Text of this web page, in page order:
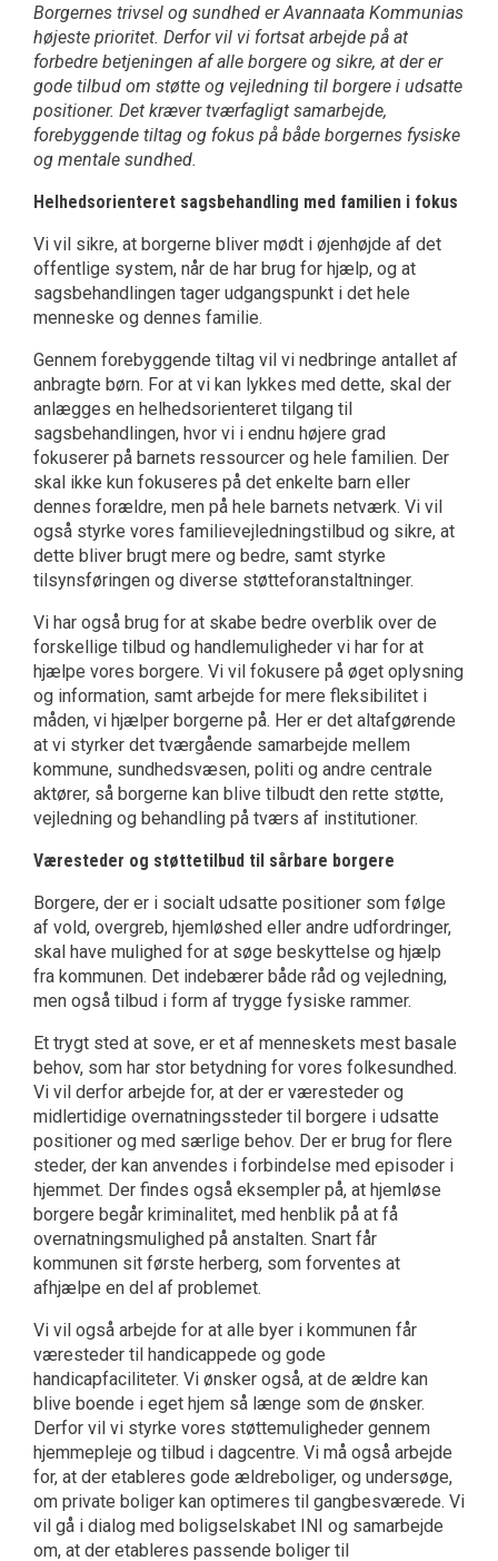
Borgernes trivsel og sundhed er Avannaata Kommunias
højeste prioritet. Derfor vil vi fortsat arbejde på at
forbedre betjeningen af alle borgere og sikre, at der er
gode tilbud om støtte og vejledning til borgere i udsatte
positioner. Det kræver tværfagligt samarbejde,
forebyggende tiltag og fokus på både borgernes fysiske
og mentale sundhed.
Helhedsorienteret sagsbehandling med familien i fokus
Vi vil sikre, at borgerne bliver mødt i øjenhøjde af det
offentlige system, når de har brug for hjælp, og at
sagsbehandlingen tager udgangspunkt i det hele
menneske og dennes familie.
Gennem forebyggende tiltag vil vi nedbringe antallet af
anbragte børn. For at vi kan lykkes med dette, skal der
anlægges en helhedsorienteret tilgang til
sagsbehandlingen, hvor vi i endnu højere grad
fokuserer på barnets ressourcer og hele familien. Der
skal ikke kun fokuseres på det enkelte barn eller
dennes forældre, men på hele barnets netværk. Vi vil
også styrke vores familievejledningstilbud og sikre, at
dette bliver brugt mere og bedre, samt styrke
tilsynsføringen og diverse støtteforanstaltninger.
Vi har også brug for at skabe bedre overblik over de
forskellige tilbud og handlemuligheder vi har for at
hjælpe vores borgere. Vi vil fokusere på øget oplysning
og information, samt arbejde for mere fleksibilitet i
måden, vi hjælper borgerne på. Her er det altafgørende
at vi styrker det tværgående samarbejde mellem
kommune, sundhedsvæsen, politi og andre centrale
aktører, så borgerne kan blive tilbudt den rette støtte,
vejledning og behandling på tværs af institutioner.
Væresteder og støttetilbud til sårbare borgere
Borgere, der er i socialt udsatte positioner som følge
af vold, overgreb, hjemløshed eller andre udfordringer,
skal have mulighed for at søge beskyttelse og hjælp
fra kommunen. Det indebærer både råd og vejledning,
men også tilbud i form af trygge fysiske rammer.
Et trygt sted at sove, er et af menneskets mest basale
behov, som har stor betydning for vores folkesundhed.
Vi vil derfor arbejde for, at der er væresteder og
midlertidige overnatningssteder til borgere i udsatte
positioner og med særlige behov. Der er brug for flere
steder, der kan anvendes i forbindelse med episoder i
hjemmet. Der findes også eksempler på, at hjemløse
borgere begår kriminalitet, med henblik på at få
overnatningsmulighed på anstalten. Snart får
kommunen sit første herberg, som forventes at
afhjælpe en del af problemet.
Vi vil også arbejde for at alle byer i kommunen får
væresteder til handicappede og gode
handicapfaciliteter. Vi ønsker også, at de ældre kan
blive boende i eget hjem så længe som de ønsker.
Derfor vil vi styrke vores støttemuligheder gennem
hjemmepleje og tilbud i dagcentre. Vi må også arbejde
for, at der etableres gode ældreboliger, og undersøge,
om private boliger kan optimeres til gangbesværede. Vi
vil gå i dialog med boligselskabet INI og samarbejde
om, at der etableres passende boliger til